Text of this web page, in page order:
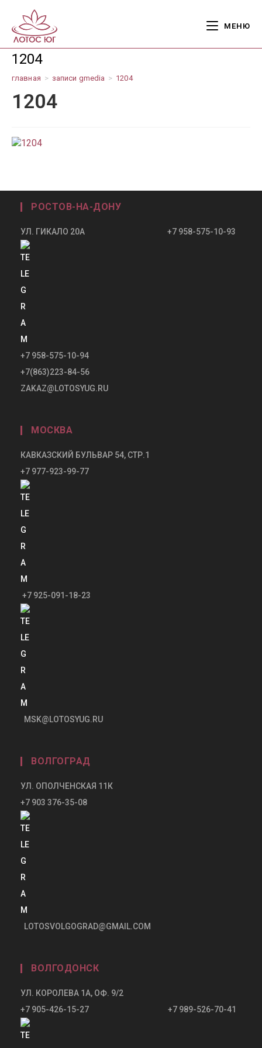
содержимому
МЕНЮ
1204
главная > записи gmedia > 1204
1204
РОСТОВ-НА-ДОНУ
УЛ. ГИКАЛО 20А +7 958-575-10-93
+7 958-575-10-94
+7(863)223-84-56
ZAKAZ@LOTOSYUG.RU
МОСКВА
КАВКАЗСКИЙ БУЛЬВАР 54, СТР.1
+7 977-923-99-77
+7 925-091-18-23
MSK@LOTOSYUG.RU
ВОЛГОГРАД
УЛ. ОПОЛЧЕНСКАЯ 11К
+7 903 376-35-08
LOTOSVOLGOGRAD@GMAIL.COM
ВОЛГОДОНСК
УЛ. КОРОЛЕВА 1А, ОФ. 9/2
+7 905-426-15-27 +7 989-526-70-41